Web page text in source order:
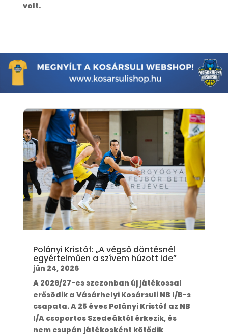
volt.
Polányi Kristóf: „A végső döntésnél
egyértelműen a szívem húzott ide”
jún 24, 2026
A 2026/27-es szezonban új játékossal
erősödik a Vásárhelyi Kosársuli NB I/B-s
csapata. A 25 éves Polányi Kristóf az NB
I/A csoportos Szedeáktól érkezik, és
nem csupán játékosként kötődik